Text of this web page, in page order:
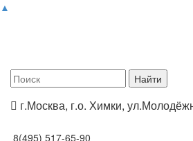
▲
г.Москва, г.о. Химки,
8(495) 517-65-90